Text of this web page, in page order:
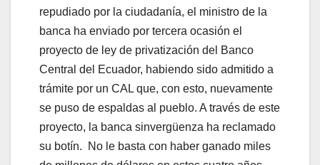
repudiado por la ciudadanía, el ministro de la
banca ha enviado por tercera ocasión el
proyecto de ley de privatización del Banco
Central del Ecuador, habiendo sido admitido a
trámite por un CAL que, con esto, nuevamente
se puso de espaldas al pueblo. A través de este
proyecto, la banca sinvergüenza ha reclamado
su botín. No le basta con haber ganado miles